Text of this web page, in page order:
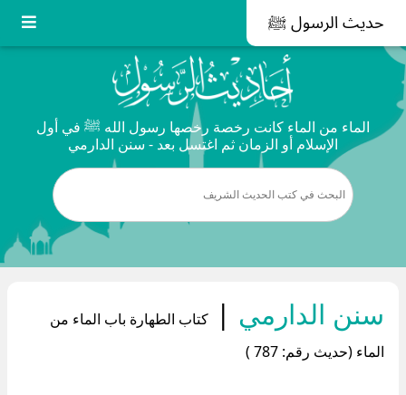
حديث الرسول ﷺ
الماء من الماء كانت رخصة رخصها رسول الله ﷺ في أول
الإسلام أو الزمان ثم اغتسل بعد - سنن الدارمي
سنن الدارمي |
كتاب الطهارة باب الماء من
الماء (حديث رقم: 787 )